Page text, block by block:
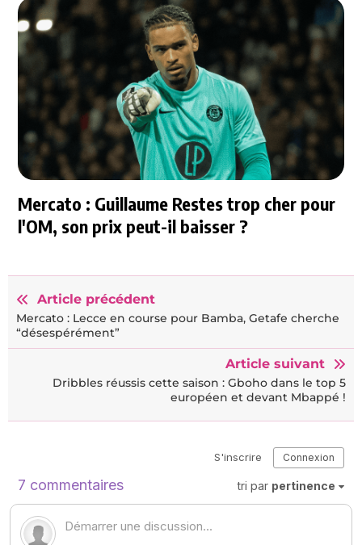
Mercato : Guillaume Restes trop cher pour
l'OM, son prix peut-il baisser ?
Article précédent
Mercato : Lecce en course pour Bamba, Getafe cherche
“désespérément”
Article suivant
Dribbles réussis cette saison : Gboho dans le top 5
européen et devant Mbappé !